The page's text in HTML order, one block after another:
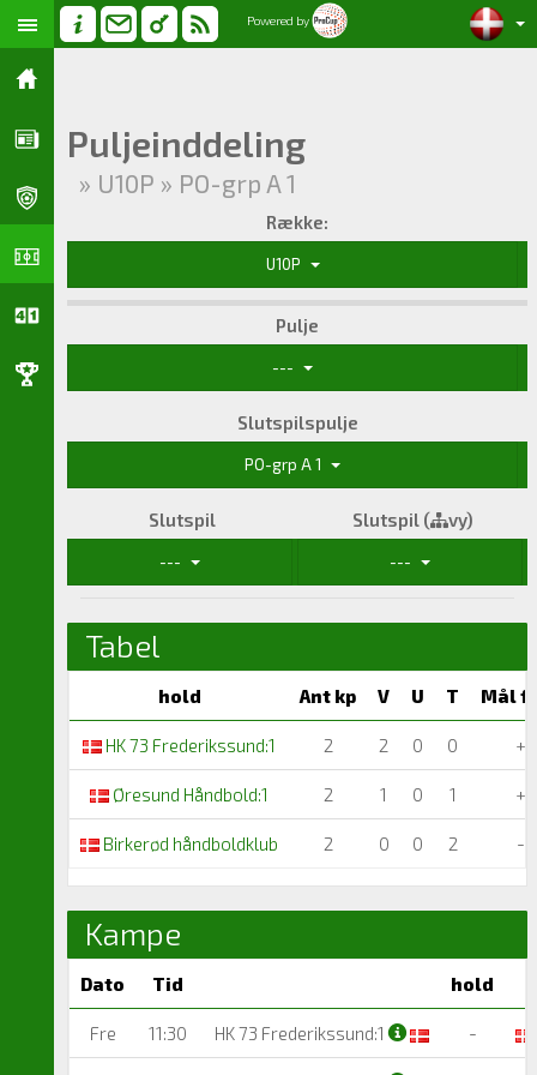
Powered by
Puljeinddeling
» U10P » PO-grp A 1
Række:
U10P
Pulje
---
Slutspilspulje
PO-grp A 1
Slutspil Slutspil ( vy)
--- ---
Tabel
hold Ant kp V U T Mål
HK 73 Frederikssund:1 2 2 0 0 +6
Øresund Håndbold:1 2 1 0 1 +3
Birkerød håndboldklub 2 0 0 2 -9
Kampe
Dato Tid hold
Fre 11:30 HK 73 Frederikssund:1 -